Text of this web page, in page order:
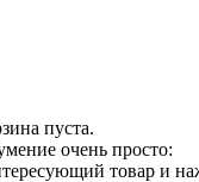
пуста.
очень просто:
товар и